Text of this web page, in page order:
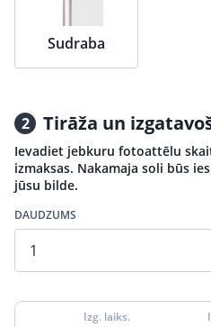
Sudraba
2 Tirāža un
Ievadiet jebkuru fotoattēlu
izmaksas. Nakamaja soli būs
jūsu bilde.
DAUDZUMS
Izg. laiks.